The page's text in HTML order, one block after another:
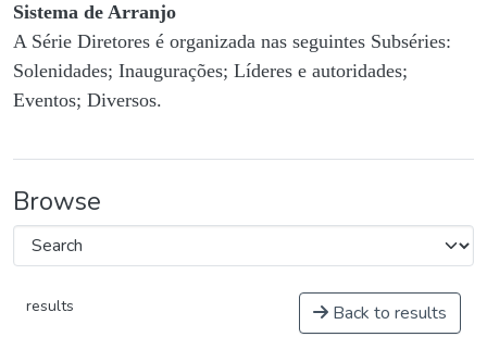
Sistema de Arranjo
A Série Diretores é organizada nas seguintes Subséries:
Solenidades; Inaugurações; Líderes e autoridades;
Eventos; Diversos.
Browse
results Back to results